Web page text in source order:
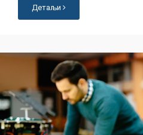
Детаљи